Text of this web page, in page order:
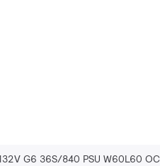
G6 36S/840 PSU W60L60 OC